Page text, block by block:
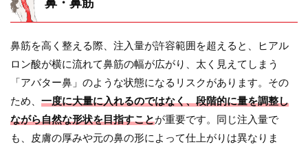
鼻筋を高く整える際、注入量が許容範囲を超えると、ヒアル
ロン酸が横に流れて鼻筋の幅が広がり、太く見えてしまう
「アバター鼻」のような状態になるリスクがあります。その
ため、 一度に大量に入れるのではなく、段階的に量を調整し
ながら自然な形状を目指すことが重要です。同じ注入量で
も、皮膚の厚みや元の鼻の形によって仕上がりは異なりま